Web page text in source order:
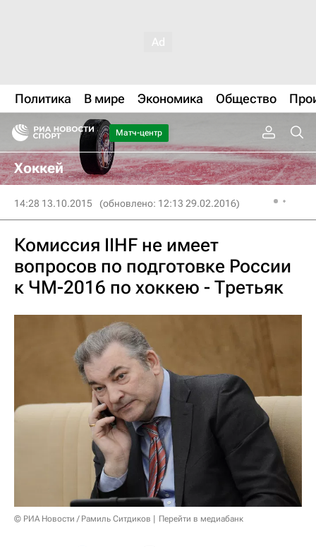
Политика В мире Экономика Общество
Матч-центр
Хоккей
14:28 13.10.2015 (обновлено: 12:13 29.02.2016)
Комиссия IIHF не имеет
вопросов по подготовке России
к ЧМ-2016 по хоккею - Третьяк
© РИА Новости / Рамиль Ситдиков Перейти в медиабанк